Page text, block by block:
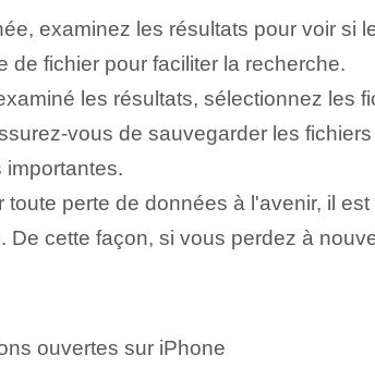
examinez les résultats pour voir si
de fichier pour faciliter la recherche.
les résultats, sélectionnez les
vous de sauvegarder les
toute perte de données à l'avenir, il
cette façon, si vous perdez à
ouvertes sur iPhone